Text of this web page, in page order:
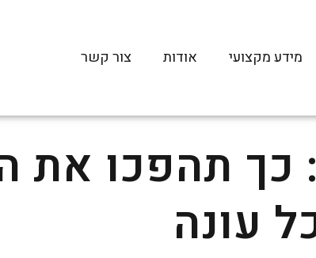
מידע מקצועי אודות צור קשר
כך תהפכו את
עונה